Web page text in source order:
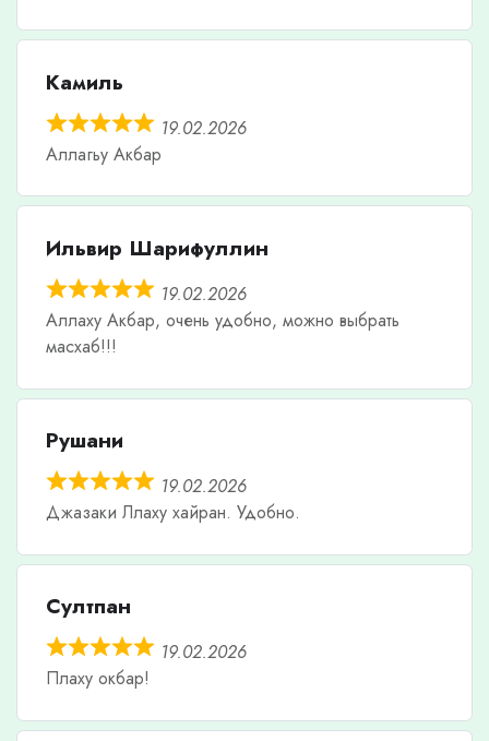
Камиль
19.02.2026
Аллагьу Акбар
Ильвир Шарифуллин
19.02.2026
Аллаху Акбар, очень удобно, можно выбрать
масхаб!!!
Рушани
19.02.2026
Джазаки Ллаху хайран. Удобно.
Султпан
19.02.2026
Плаху окбар!